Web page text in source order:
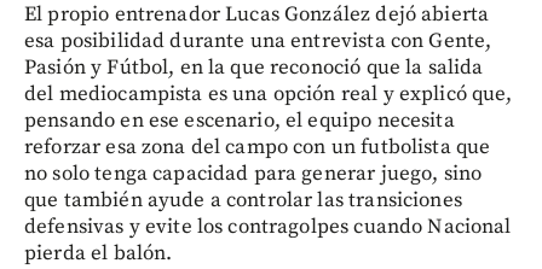
El propio entrenador Lucas González dejó abierta
esa posibilidad durante una entrevista con Gente,
Pasión y Fútbol, en la que reconoció que la salida
del mediocampista es una opción real y explicó que,
pensando en ese escenario, el equipo necesita
reforzar esa zona del campo con un futbolista que
no solo tenga capacidad para generar juego, sino
que también ayude a controlar las transiciones
defensivas y evite los contragolpes cuando Nacional
pierda el balón.